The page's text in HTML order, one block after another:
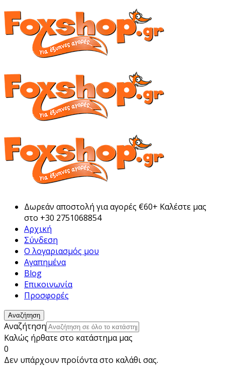
Δωρεάν αποστολή για αγορές €60+ Καλέστε μας
στο +30 2751068854
Αρχική
Σύνδεση
Ο λογαριασμός μου
Αγαπημένα
Blog
Επικοινωνία
Προσφορές
Αναζήτηση
Αναζήτηση
Καλώς ήρθατε στο κατάστημα μας
0
Δεν υπάρχουν προίόντα στο καλάθι σας.